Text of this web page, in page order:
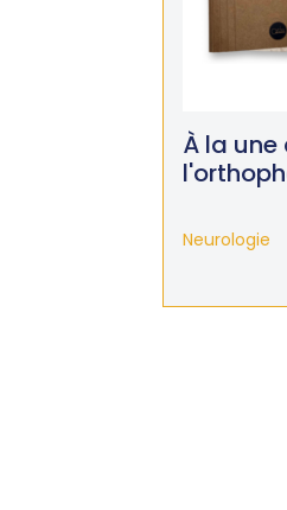
À la une
Neurologie